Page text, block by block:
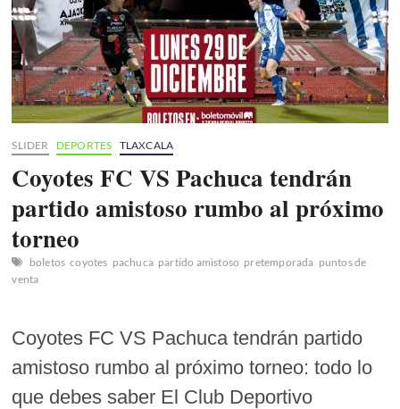
SLIDER DEPORTES TLAXCALA
Coyotes FC VS Pachuca tendrán
partido amistoso rumbo al próximo
torneo
boletos coyotes pachuca partido amistoso pretemporada puntos de
venta
Coyotes FC VS Pachuca tendrán partido
amistoso rumbo al próximo torneo: todo lo
que debes saber El Club Deportivo